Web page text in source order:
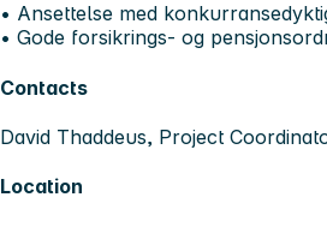
• Ansettelse med
• Gode forsikrings- og
Contacts
David Thaddeus, Project
Location